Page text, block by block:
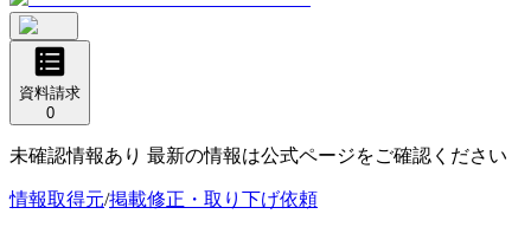
資料請求
0
未確認情報あり 最新の情報は公式ページをご確認ください
情報取得元/掲載修正・取り下げ依頼